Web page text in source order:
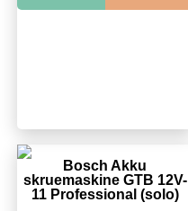
Bosch Akku
skruemaskine GTB 12V-
11 Professional (solo)